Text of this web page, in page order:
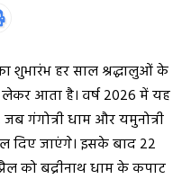
शुभारंभ हर साल श्रद्धालुओं के
आता है। वर्ष 2026 में यह
गंगोत्री धाम और यमुनोत्री
दिए जाएंगे। इसके बाद 22
को बद्रीनाथ धाम के कपाट